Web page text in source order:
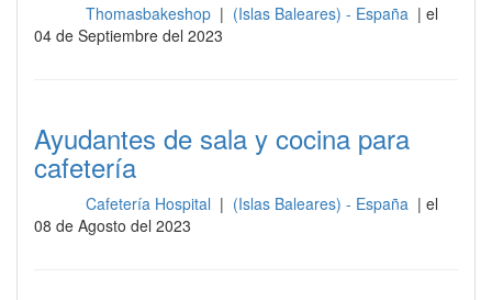
Thomasbakeshop | (Islas Baleares) - España | el
04 de Septiembre del 2023
Ayudantes de sala y cocina para
cafetería
Cafetería Hospital | (Islas Baleares) - España | el
08 de Agosto del 2023